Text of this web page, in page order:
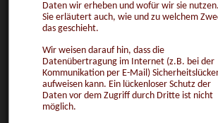
Daten wir erheben und wofür wir sie nutzen.
Sie erläutert auch, wie und zu welchem
das geschieht.
Wir weisen darauf hin, dass die
Datenübertragung im Internet (z.B. bei der
Kommunikation per E-Mail)
aufweisen kann. Ein lückenloser Schutz der
Daten vor dem Zugriff durch Dritte ist nicht
möglich.